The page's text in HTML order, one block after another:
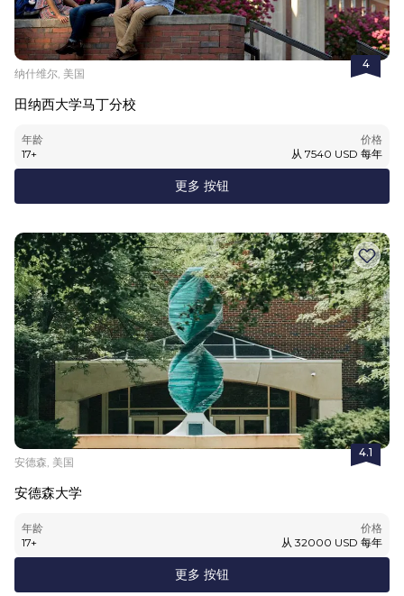
4
纳什维尔, 美国
田纳西大学马丁分校
年龄
17+
价格
从 7540 USD 每年
更多 按钮
4.1
安德森, 美国
安德森大学
年龄
17+
价格
从 32000 USD 每年
更多 按钮